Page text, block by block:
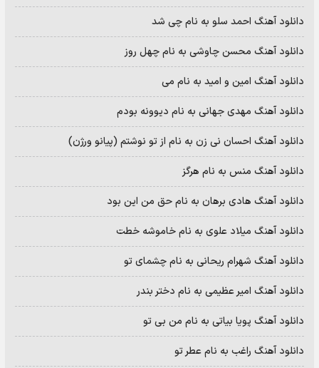
دانلود آهنگ احمد سلو به نام چی شد
دانلود آهنگ محسن چاوشی به نام چهل روز
دانلود آهنگ امین و امید به نام می
دانلود آهنگ مهدی جهانی به نام دیوونه بودم
دانلود آهنگ احسان نی زن به نام از تو نوشتم (پیانو ورژن)
دانلود آهنگ منس به نام هرگز
دانلود آهنگ هادی برهان به نام حق من این بود
دانلود آهنگ میلاد علوی به نام خاموشه خطت
دانلود آهنگ شهرام ریحانی به نام چشمای تو
دانلود آهنگ امیر عظیمی به نام دختر بندر
دانلود آهنگ پویا بیاتی به نام من بی تو
دانلود آهنگ راغب به نام عطر تو